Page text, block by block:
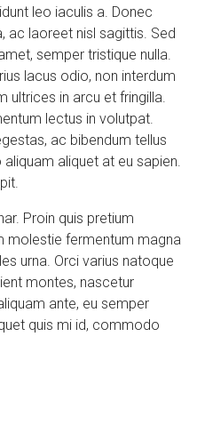
leo iaculis a. Donec
ac laoreet nisl sagittis. Sed
semper tristique nulla.
lacus odio, non interdum
ultrices in arcu et fringilla.
lectus in volutpat.
ac bibendum tellus
aliquet at eu sapien.
Proin quis pretium
molestie fermentum magna
urna. Orci varius natoque
montes, nascetur
ante, eu semper
quis mi id, commodo